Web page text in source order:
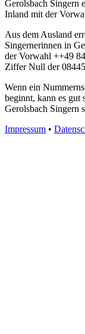
Gerolsbach Singern
Inland mit der
Aus dem Ausland
Singernerinnen in
der Vorwahl ++49
Ziffer Null der
Wenn ein
beginnt, kann es gut
Gerolsbach Singern
Impressum •